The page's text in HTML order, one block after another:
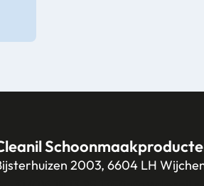
2003, 6604 LH